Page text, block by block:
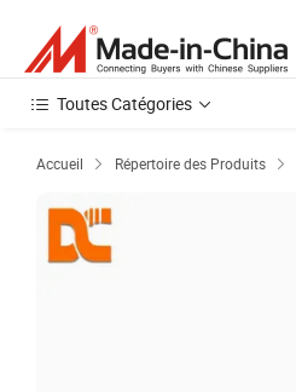
Toutes Catégories
Accueil  Répertoire des Produits 